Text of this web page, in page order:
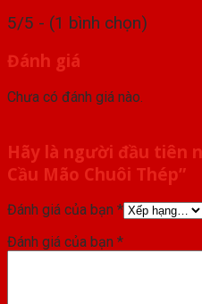
5/5 - (1 bình chọn)
Đánh giá
Chưa có đánh giá nào.
Hãy là người đầu tiên
Cầu Mão Chuôi Thép”
Đánh giá của bạn *
Đánh giá của bạn *